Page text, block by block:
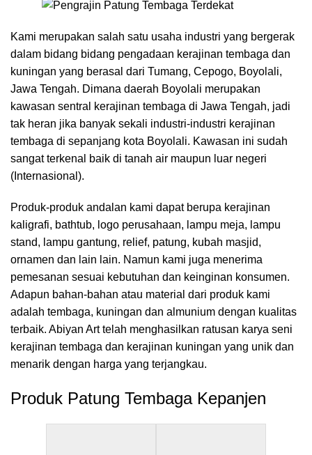
Kami merupakan salah satu usaha industri yang bergerak
dalam bidang bidang pengadaan kerajinan tembaga dan
kuningan yang berasal dari Tumang, Cepogo, Boyolali,
Jawa Tengah. Dimana daerah Boyolali merupakan
kawasan sentral kerajinan tembaga di Jawa Tengah, jadi
tak heran jika banyak sekali industri-industri kerajinan
tembaga di sepanjang kota Boyolali. Kawasan ini sudah
sangat terkenal baik di tanah air maupun luar negeri
(Internasional).
Produk-produk andalan kami dapat berupa kerajinan
kaligrafi, bathtub, logo perusahaan, lampu meja, lampu
stand, lampu gantung, relief, patung, kubah masjid,
ornamen dan lain lain. Namun kami juga menerima
pemesanan sesuai kebutuhan dan keinginan konsumen.
Adapun bahan-bahan atau material dari produk kami
adalah tembaga, kuningan dan almunium dengan kualitas
terbaik. Abiyan Art telah menghasilkan ratusan karya seni
kerajinan tembaga dan kerajinan kuningan yang unik dan
menarik dengan harga yang terjangkau.
Produk Patung Tembaga Kepanjen